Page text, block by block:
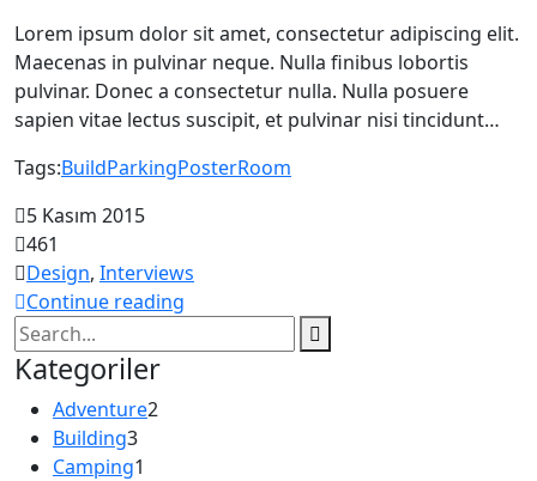
Lorem ipsum dolor sit amet, consectetur adipiscing elit.
Maecenas in pulvinar neque. Nulla finibus lobortis
pulvinar. Donec a consectetur nulla. Nulla posuere
sapien vitae lectus suscipit, et pulvinar nisi tincidunt…
Tags:BuildParkingPosterRoom
5 Kasım 2015
461
Design, Interviews
Continue reading
Kategoriler
Adventure2
Building3
Camping1